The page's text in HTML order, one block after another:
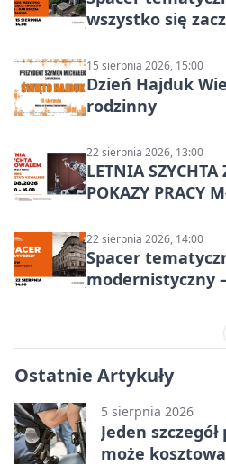
wszystko się
15 sierpnia 2026, 15:00
Dzień Hajduk
rodzinny
22 sierpnia 2026, 13:00
LETNIA SZYCHTA
POKAZY PRACY
22 sierpnia 2026, 14:00
Spacer
modernistyczny
Ostatnie Artykuły
5 sierpnia 2026
Jeden
może